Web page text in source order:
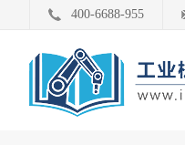
400-6688-955